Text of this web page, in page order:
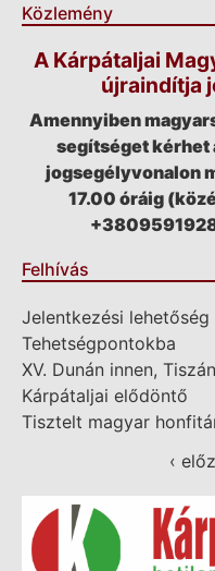
Közlemény
A Kárpátaljai
újraindítja
Amennyiben
segítséget kérhet
jogsegélyvonalon
17.00 óráig
Felhívás
Jelentkezési lehetőség
Tehetségpontokba
XV. Dunán innen,
Kárpátaljai elődöntő
Tisztelt magyar
‹